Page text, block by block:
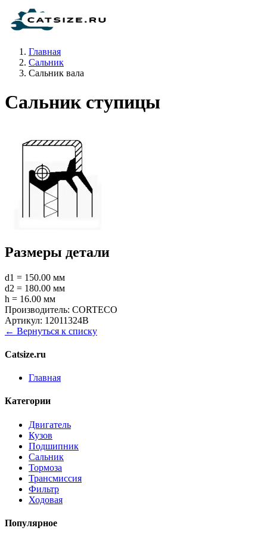
Главная
Сальник
Сальник вала
Сальник ступицы
Размеры детали
d1 = 150.00 мм
d2 = 180.00 мм
h = 16.00 мм
Производитель: CORTECO
Артикул: 12011324B
← Вернуться к списку
Catsize.ru
Главная
Категории
Двигатель
Кузов
Подшипник
Сальник
Тормоза
Трансмиссия
Фильтр
Ходовая
Популярное